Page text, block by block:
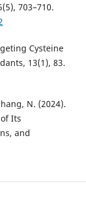
703–710.
Cysteine
13(1), 83.
N. (2024).
Its
and